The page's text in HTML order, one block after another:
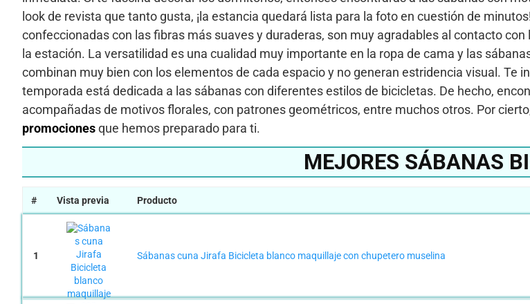
look de revista que tanto gusta, ¡la estancia quedará lista para la foto en cuestión de
confeccionadas con las fibras más suaves y duraderas, son muy agradables al contacto
la estación. La versatilidad es una cualidad muy importante en la ropa de cama y las
combinan muy bien con los elementos de cada espacio y no generan estridencia visual. Te
temporada está dedicada a las sábanas con diferentes estilos de bicicletas. De hecho,
acompañadas de motivos florales, con patrones geométricos, entre muchos otros. Por
promocionesque hemos preparado para ti.
MEJORES SÁBANAS
# Vista previa Producto
1 Sábanas cuna Jirafa Bicicleta blanco maquillaje con chupetero muselina